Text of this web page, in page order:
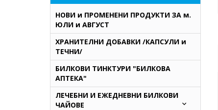
НОВИ и ПРОМЕНЕНИ ПРОДУКТИ ЗА м.
ЮЛИ и АВГУСТ
ХРАНИТЕЛНИ ДОБАВКИ /КАПСУЛИ и
ТЕЧНИ/
БИЛКОВИ ТИНКТУРИ "БИЛКОВА
АПТЕКА"
ЛЕЧЕБНИ И ЕЖЕДНЕВНИ БИЛКОВИ
ЧАЙОВЕ